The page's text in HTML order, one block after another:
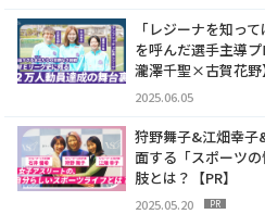
「レジーナを知っ
を呼んだ選手主導
瀧澤千聖×古賀花野
2025.06.05
狩野舞子&江畑幸子
面する「スポーツ
肢とは？【PR】
2025.05.20 PR